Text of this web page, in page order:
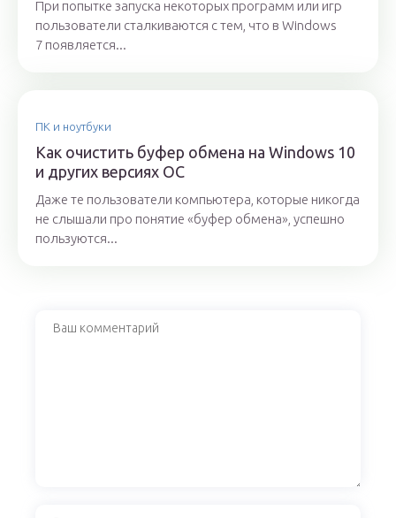
При попытке запуска некоторых программ или игр
пользователи сталкиваются с тем, что в Windows
7 появляется...
ПК и ноутбуки
Как очистить буфер обмена на Windows 10
и других версиях ОС
Даже те пользователи компьютера, которые никогда
не слышали про понятие «буфер обмена», успешно
пользуются...